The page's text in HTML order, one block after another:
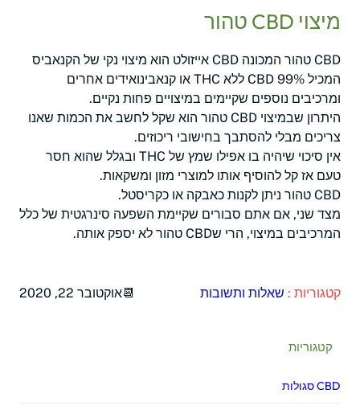
מיצוי CBD טהור
CBD טהור המכונה CBD אייזולט הוא מיצוי נקי של הקנאביס
המכיל 99% CBD ללא THC או קנאבינואידים אחרים
ומרכיבים נוספים שקיימים במיצויים פחות נקיים.
היתרון שבמיצוי CBD טהור הוא שקל לחשב את הכמות שאנו
צריכים מבלי להסתבך בחישובי ריכוזים.
אין סיכוי שיהיה בו אפילו שמץ של THC ובגלל שהוא חסר
טעם אז קל להוסיף אותו למוצרי מזון ומשקאות.
CBD טהור ניתן לקנות כאבקה או כקריסטל.
מצד שני, אם אתם סבורים שקיימת השפעה סינרגטית של כלל
המרכיבים במיצוי, הרי שCBD טהור לא יספק אותה.
קטגוריות : שאלות ותשובות אוקטובר 22, 2020
קטגוריות
CBD סגולות